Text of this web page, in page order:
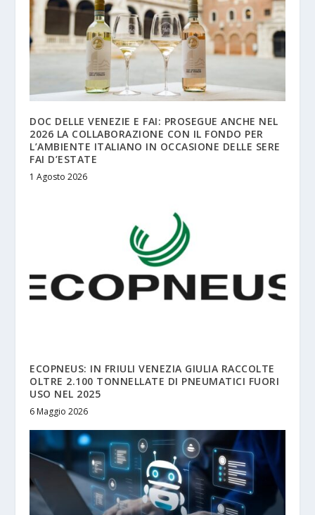
DOC DELLE VENEZIE E FAI: PROSEGUE ANCHE NEL
2026 LA COLLABORAZIONE CON IL FONDO PER
L’AMBIENTE ITALIANO IN OCCASIONE DELLE SERE
FAI D’ESTATE
1 Agosto 2026
ECOPNEUS: IN FRIULI VENEZIA GIULIA RACCOLTE
OLTRE 2.100 TONNELLATE DI PNEUMATICI FUORI
USO NEL 2025
6 Maggio 2026